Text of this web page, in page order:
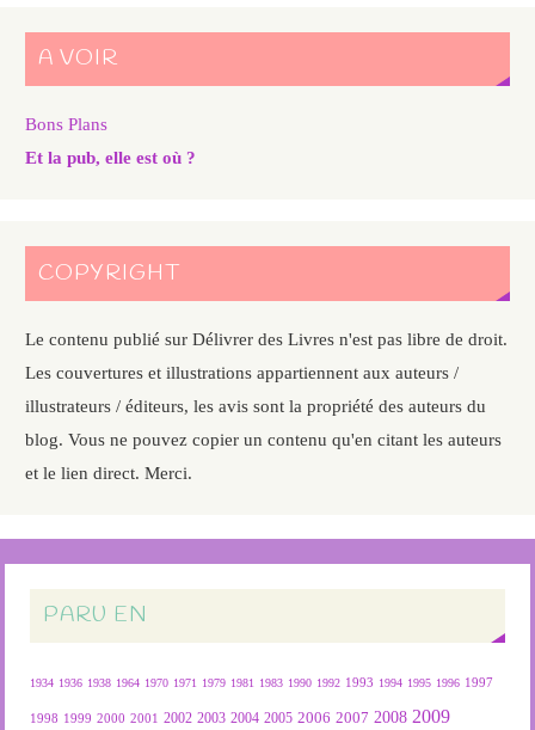
A VOIR
Bons Plans
Et la pub, elle est où ?
COPYRIGHT
Le contenu publié sur Délivrer des Livres n'est pas libre de droit.
Les couvertures et illustrations appartiennent aux auteurs /
illustrateurs / éditeurs, les avis sont la propriété des auteurs du
blog. Vous ne pouvez copier un contenu qu'en citant les auteurs
et le lien direct. Merci.
PARU EN
1934 1936 1938 1964 1970 1971 1979 1981 1983 1990 1992 1993 1994 1995 1996 1997
1998 1999 2000 2001 2002 2003 2004 2005 2006 2007 2008 2009